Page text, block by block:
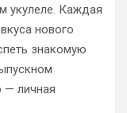
укулеле. Каждая
нового
знакомую
— личная